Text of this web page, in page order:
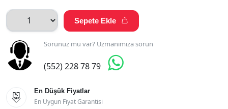
Sepete Ekle 
Sorunuz mu var? Uzmanımıza sorun
(552) 228 78 79 

En Düşük Fiyatlar
En Uygun Fiyat Garantisi